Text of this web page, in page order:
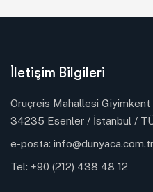
İletişim Bilgileri
Oruçreis Mahallesi
34235 Esenler / İstanbul /
e-posta: info@dunyaca.com.tr
Tel: +90 (212) 438 48 12